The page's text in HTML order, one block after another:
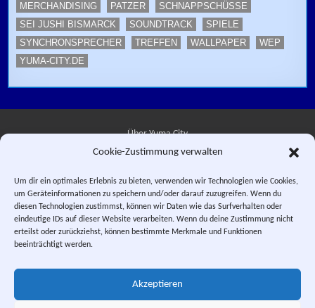
Cookie-Zustimmung verwalten
Um dir ein optimales Erlebnis zu bieten, verwenden wir Technologien wie Cookies,
um Geräteinformationen zu speichern und/oder darauf zuzugreifen. Wenn du
diesen Technologien zustimmst, können wir Daten wie das Surfverhalten oder
eindeutige IDs auf dieser Website verarbeiten. Wenn du deine Zustimmung nicht
erteilst oder zurückziehst, können bestimmte Merkmale und Funktionen
beeinträchtigt werden.
Akzeptieren
MERCHANDISING
PATZER
SCHNAPPSCHÜSSE
SEI JUSHI BISMARCK
SOUNDTRACK
SPIELE
SYNCHRONSPRECHER
TREFFEN WALLPAPER
WEP
YUMA-CITY.DE
Über Yuma City
Datenschutzerklärung
Impressum
Instagram
E-Mail
RSS-Feed